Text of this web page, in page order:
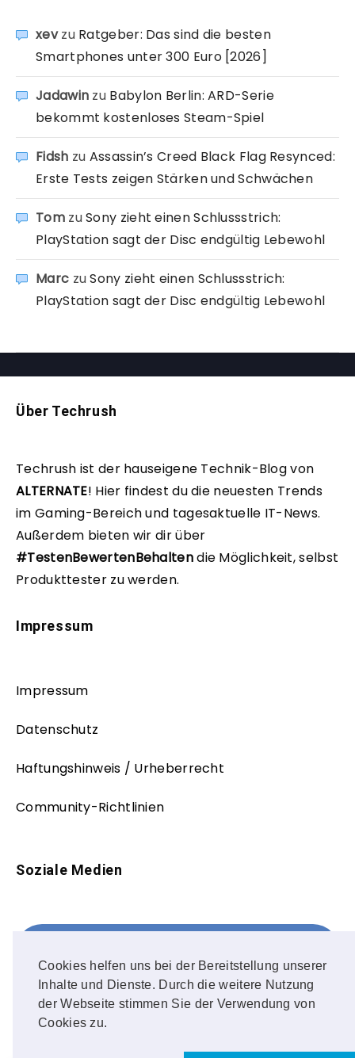
Cookies helfen uns bei der Bereitstellung unserer
Inhalte und Dienste. Durch die weitere Nutzung
der Webseite stimmen Sie der Verwendung von
Cookies zu.
xevzu Ratgeber: Das sind die besten
Smartphones unter 300 Euro [2026]
Jadawin zu Babylon Berlin: ARD-Serie
bekommt kostenloses Steam-Spiel
Fidsh zu Assassin’s Creed Black Flag Resynced:
Erste Tests zeigen Stärken und Schwächen
TomzuSony zieht einen Schlussstrich:
PlayStation sagt der Disc endgültig Lebewohl
Marc zuSony zieht einen Schlussstrich:
PlayStation sagt der Disc endgültig Lebewohl
Über Techrush
Techrush ist der hauseigene Technik-Blog von
ALTERNATE! Hier findest du die neuesten Trends
im Gaming-Bereich und tagesaktuelle IT-News.
Außerdem bieten wir dir über
#TestenBewertenBehaltendie Möglichkeit, selbst
Produkttester zu werden.
Impressum
Impressum
Datenschutz
Haftungshinweis / Urheberrecht
Community-Richtlinien
Soziale Medien
FOLLOW ME!
Instagram
OUR PHOTOS!